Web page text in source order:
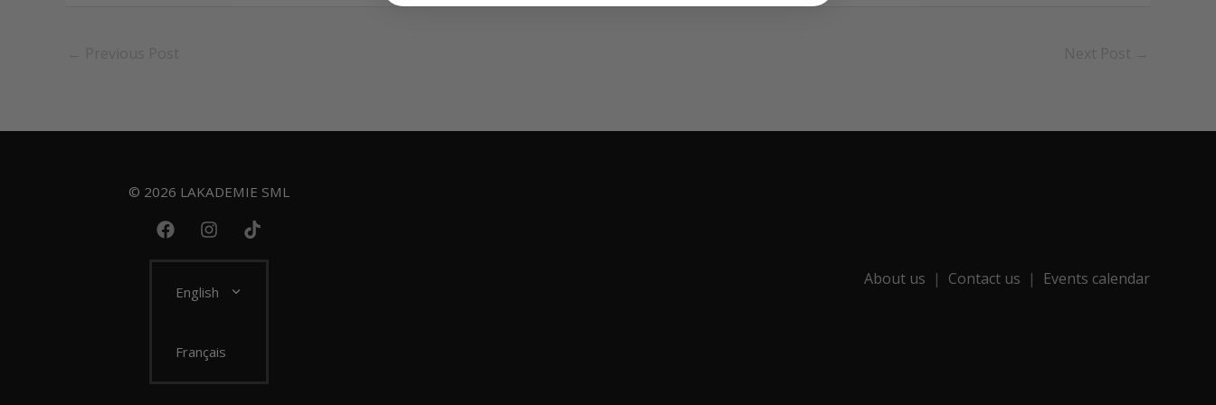
© 2026 LAKADEMIE SML
English
Français
About us Contact us Events calendar